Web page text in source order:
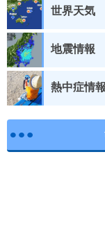
世界天気
地震情報
熱中症情報